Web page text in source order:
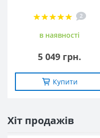
2
в наявностi
5 049 грн.
Купити
Хіт продажів